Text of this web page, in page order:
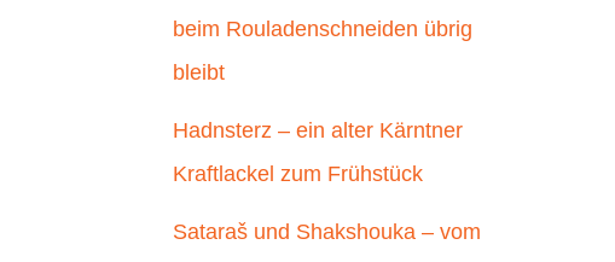
beim Rouladenschneiden übrig
bleibt
Hadnsterz – ein alter Kärntner
Kraftlackel zum Frühstück
Sataraš und Shakshouka – vom